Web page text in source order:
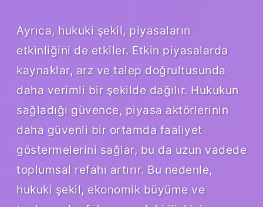
Ayrıca, hukuki şekil, piyasaların
etkinliğini de etkiler. Etkin piyasalarda
kaynaklar, arz ve talep doğrultusunda
daha verimli bir şekilde dağılır. Hukukun
sağladığı güvence, piyasa aktörlerinin
daha güvenli bir ortamda faaliyet
göstermelerini sağlar, bu da uzun vadede
toplumsal refahı artırır. Bu nedenle,
hukuki şekil, ekonomik büyüme ve